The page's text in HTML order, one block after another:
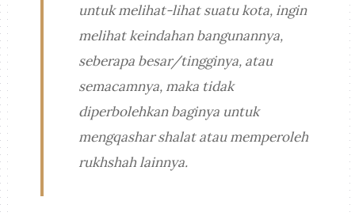
untuk melihat-lihat suatu kota, ingin
melihat keindahan bangunannya,
seberapa besar/tingginya, atau
semacamnya, maka tidak
diperbolehkan baginya untuk
mengqashar shalat atau memperoleh
rukhshahlainnya.